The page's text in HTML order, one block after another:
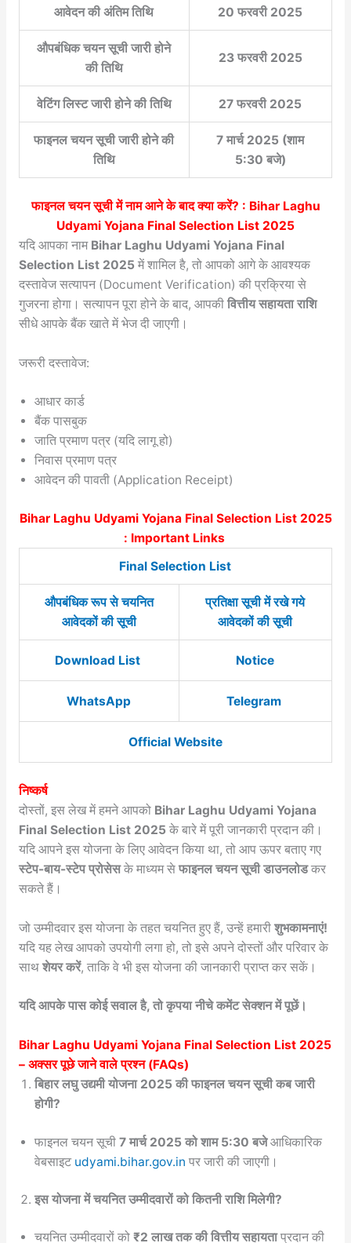
आवेदन की अंतिम तिथि 20 फरवरी 2025
औपबंधिक चयन सूची जारी होने
की तिथि
23 फरवरी 2025
वेटिंग लिस्ट जारी होने की तिथि 27 फरवरी 2025
फाइनल चयन सूची जारी होने की
तिथि
7 मार्च 2025 (शाम
5:30 बजे)
फाइनल चयन सूची में नाम आने के बाद क्या करें? : Bihar Laghu
Udyami Yojana Final Selection List 2025
यदि आपका नाम Bihar Laghu Udyami Yojana Final
Selection List 2025 में शामिल है, तो आपको आगे के आवश्यक
दस्तावेज सत्यापन (Document Verification) की प्रक्रिया से
गुजरना होगा। सत्यापन पूरा होने के बाद, आपकी वित्तीय सहायता राशि
सीधे आपके बैंक खाते में भेज दी जाएगी।
जरूरी दस्तावेज:
आधार कार्ड
बैंक पासबुक
जाति प्रमाण पत्र (यदि लागू हो)
निवास प्रमाण पत्र
आवेदन की पावती (Application Receipt)
Bihar Laghu Udyami Yojana Final Selection List 2025
: Important Links
Final Selection List
औपबंधिक रूप से चयनित
आवेदकों की सूची
प्रतिक्षा सूची में रखे गये
आवेदकों की सूची
Download List Notice
WhatsApp Telegram
Official Website
निष्कर्ष
दोस्तों, इस लेख में हमने आपको Bihar Laghu Udyami Yojana
Final Selection List 2025 के बारे में पूरी जानकारी प्रदान की।
यदि आपने इस योजना के लिए आवेदन किया था, तो आप ऊपर बताए गए
स्टेप-बाय-स्टेप प्रोसेसके माध्यम से फाइनल चयन सूची डाउनलोडकर
सकते हैं।
जो उम्मीदवार इस योजना के तहत चयनित हुए हैं, उन्हें हमारी शुभकामनाएं!
यदि यह लेख आपको उपयोगी लगा हो, तो इसे अपने दोस्तों और परिवार के
साथ शेयर करें, ताकि वे भी इस योजना की जानकारी प्राप्त कर सकें।
यदि आपके पास कोई सवाल है, तो कृपया नीचे कमेंट सेक्शन में पूछें।
Bihar Laghu Udyami Yojana Final Selection List 2025
– अक्सर पूछे जाने वाले प्रश्न (FAQs)
बिहार लघु उद्यमी योजना 2025 की फाइनल चयन सूची कब जारी
होगी?
फाइनल चयन सूची 7 मार्च 2025 को शाम 5:30 बजेआधिकारिक
वेबसाइट udyami.bihar.gov.in पर जारी की जाएगी।
इस योजना में चयनित उम्मीदवारों को कितनी राशि मिलेगी?
चयनित उम्मीदवारों को ₹2 लाख तक की वित्तीय सहायताप्रदान की